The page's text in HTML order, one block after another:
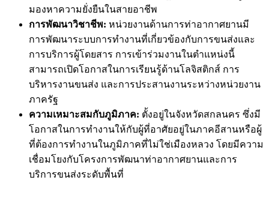
มองหาความยั่งยืนในสายอาชีพ
การพัฒนาวิชาชีพ: หน่วยงานด้านการท่าอากาศยานมี
การพัฒนาระบบการทำงานที่เกี่ยวข้องกับการขนส่งและ
การบริการผู้โดยสาร การเข้าร่วมงานในตำแหน่งนี้
สามารถเปิดโอกาสในการเรียนรู้ด้านโลจิสติกส์ การ
บริหารงานขนส่ง และการประสานงานระหว่างหน่วยงาน
ภาครัฐ
ความเหมาะสมกับภูมิภาค: ตั้งอยู่ในจังหวัดสกลนคร ซึ่งมี
โอกาสในการทำงานให้กับผู้ที่อาศัยอยู่ในภาคอีสานหรือผู้
ที่ต้องการทำงานในภูมิภาคที่ไม่ใช่เมืองหลวง โดยมีความ
เชื่อมโยงกับโครงการพัฒนาท่าอากาศยานและการ
บริการขนส่งระดับพื้นที่